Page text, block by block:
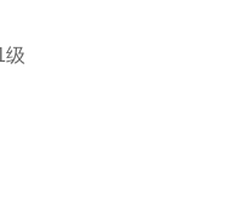
级